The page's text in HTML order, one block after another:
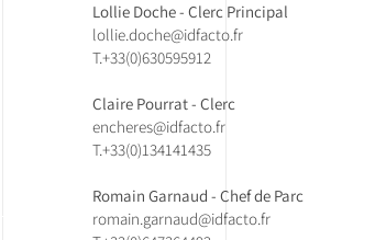
Lollie Doche - Clerc Principal
lollie.doche@idfacto.fr
T.+33(0)630595912
Claire Pourrat - Clerc
encheres@idfacto.fr
T.+33(0)134141435​
Romain Garnaud - Chef de Parc
romain.garnaud@idfacto.fr